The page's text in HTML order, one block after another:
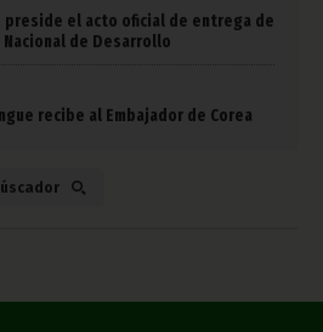
preside el acto oficial de entrega de
de Desarrollo
recibe al Embajador de Corea